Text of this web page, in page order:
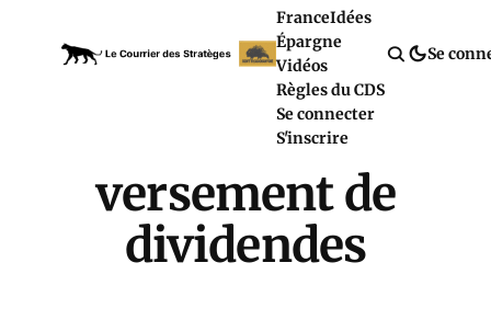
FranceIdées
Épargne
Vidéos
Règles du CDS
Se connecter
S'inscrire
Se
versement de
dividendes